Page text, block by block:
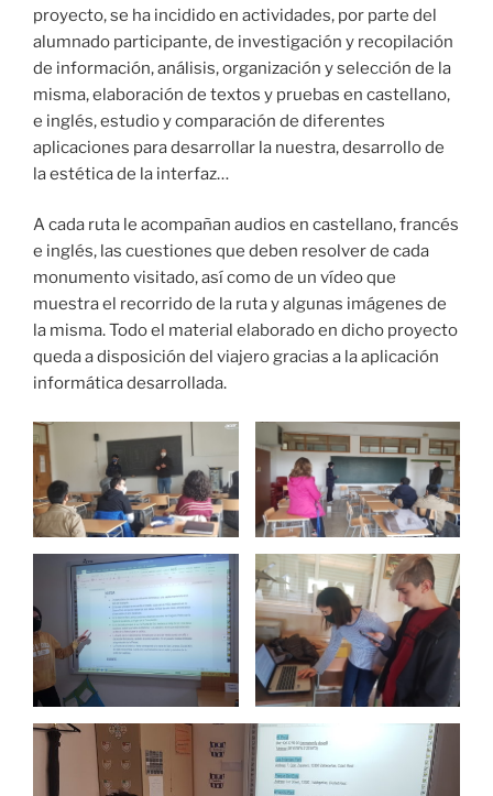
proyecto, se ha incidido en actividades, por parte del
alumnado participante, de investigación y recopilación
de información, análisis, organización y selección de la
misma, elaboración de textos y pruebas en castellano,
e inglés, estudio y comparación de diferentes
aplicaciones para desarrollar la nuestra, desarrollo de
la estética de la interfaz…
A cada ruta le acompañan audios en castellano, francés
e inglés, las cuestiones que deben resolver de cada
monumento visitado, así como de un vídeo que
muestra el recorrido de la ruta y algunas imágenes de
la misma. Todo el material elaborado en dicho proyecto
queda a disposición del viajero gracias a la aplicación
informática desarrollada.